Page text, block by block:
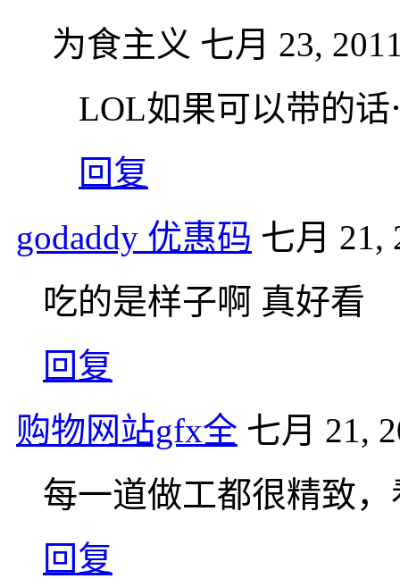
为食主义 七月 23,
LOL如果可以带的
回复
godaddy 优惠码 七月 21,
吃的是样子啊 真好看
回复
购物网站gfx全 七月 21,
每一道做工都很精致
回复